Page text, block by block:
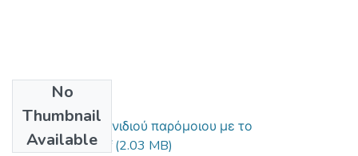
No
Thumbnail
Available
Δημιουργία Παιχνιδιού παρόμοιου με το
Νανόγραμμα.pdf (2.03 MB)